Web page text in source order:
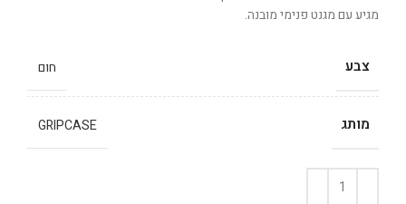
מגיע עם מגנט פנימי מובנה.
צבע חום
מותג GRIPCASE